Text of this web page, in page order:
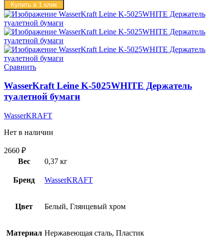
Купить в 1 клик
Сравнить
WasserKraft Leine K-5025WHITE Держатель
туалетной бумаги
WasserKRAFT
Нет в наличии
2660 ₽
Вес
0,37 кг
Бренд WasserKRAFT
Цвет Белый, Глянцевый хром
Материал Нержавеющая сталь, Пластик